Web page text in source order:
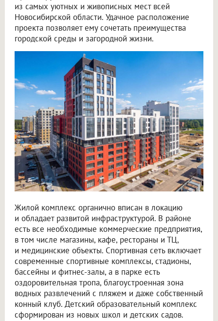
из самых уютных и живописных мест всей
Новосибирской области. Удачное расположение
проекта позволяет ему сочетать преимущества
городской среды и загородной жизни.
Жилой комплекс органично вписан в локацию
и обладает развитой инфраструктурой. В районе
есть все необходимые коммерческие предприятия,
в том числе магазины, кафе, рестораны и ТЦ,
и медицинские объекты. Спортивная сеть включает
современные спортивные комплексы, стадионы,
бассейны и фитнес-залы, а в парке есть
оздоровительная тропа, благоустроенная зона
водных развлечений с пляжем и даже собственный
конный клуб. Детский образовательный комплекс
сформирован из новых школ и детских садов.